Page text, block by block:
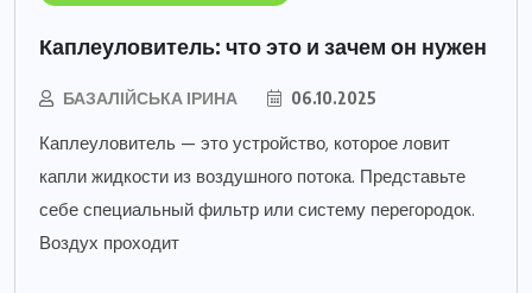
Каплеуловитель: что это и зачем он нужен
БАЗАЛІЙСЬКА ІРИНА 06.10.2025
Каплеуловитель — это устройство, которое ловит
капли жидкости из воздушного потока. Представьте
себе специальный фильтр или систему перегородок.
Воздух проходит